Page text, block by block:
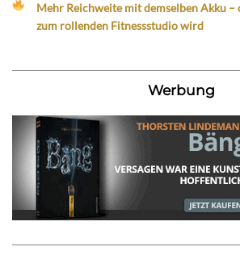
Mehr Reichweite mit demselben Akku –
zum rollenden Fitnessstudio wird
Werbung